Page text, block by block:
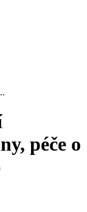
péče o